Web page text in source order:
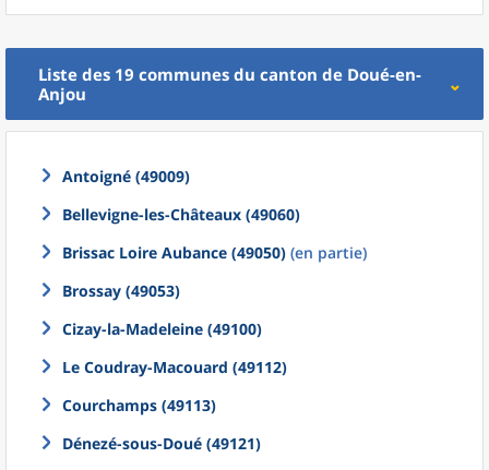
Liste des 19 communes du canton de Doué-en-
Anjou
Antoigné (49009)
Bellevigne-les-Châteaux (49060)
Brissac Loire Aubance (49050) (en partie)
Brossay (49053)
Cizay-la-Madeleine (49100)
Le Coudray-Macouard (49112)
Courchamps (49113)
Dénezé-sous-Doué (49121)